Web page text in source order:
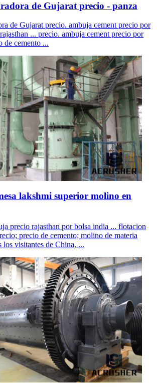
de Gujarat precio - panza
de Gujarat precio. ambuja cement precio por
... precio. ambuja cement precio por
de cemento ...
lakshmi superior molino en
precio rajasthan por bolsa india ... flotacion
precio de cemento; molino de materia
los visitantes de China, ...